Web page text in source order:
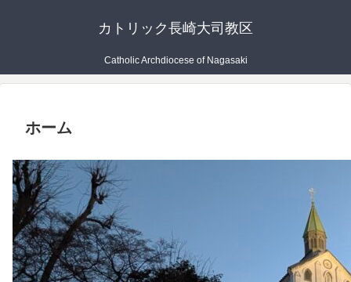
カトリック長崎大司教区
Catholic Archdiocese of Nagasaki
ホーム